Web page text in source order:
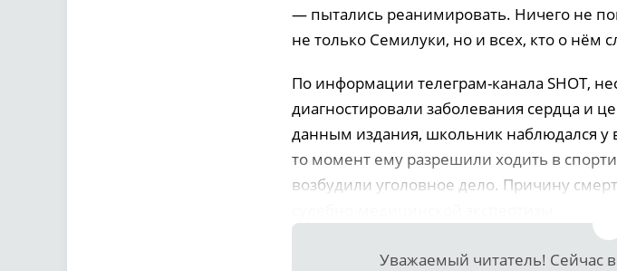
— пытались реанимировать. Ничего не
не только Семилуки, но и всех, кто о нём
По информации телеграм-канала SHOT,
диагностировали заболевания сердца и
данным издания, школьник наблюдался у
то момент ему разрешили ходить в
возбудили уголовное дело. Причину
Уважаемый читатель! Сейчас